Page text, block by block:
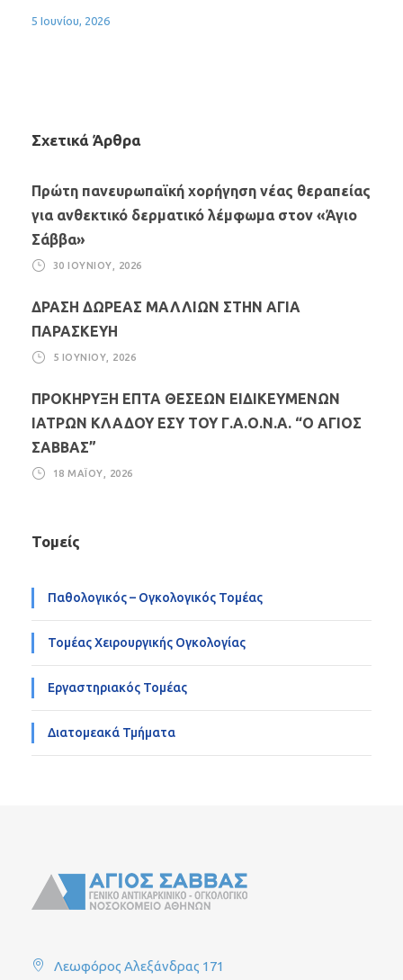
5 Ιουνίου, 2026
Σχετικά Άρθρα
Πρώτη πανευρωπαϊκή χορήγηση νέας θεραπείας
για ανθεκτικό δερματικό λέμφωμα στον «Άγιο
Σάββα»
30 ΙΟΥΝΊΟΥ, 2026
ΔΡΑΣΗ ΔΩΡΕΑΣ ΜΑΛΛΙΩΝ ΣΤΗΝ ΑΓΙΑ
ΠΑΡΑΣΚΕΥΗ
5 ΙΟΥΝΊΟΥ, 2026
ΠΡΟΚΗΡΥΞΗ ΕΠΤΑ ΘΕΣΕΩΝ ΕΙΔΙΚΕΥΜΕΝΩΝ
ΙΑΤΡΩΝ ΚΛΑΔΟΥ ΕΣΥ ΤΟΥ Γ.Α.Ο.Ν.Α. “Ο ΑΓΙΟΣ
ΣΑΒΒΑΣ”
18 ΜΑΪ́ΟΥ, 2026
Τομείς
Παθολογικός – Ογκολογικός Τομέας
Τομέας Χειρουργικής Ογκολογίας
Εργαστηριακός Τομέας
Διατομεακά Τμήματα
Λεωφόρος Αλεξάνδρας 171